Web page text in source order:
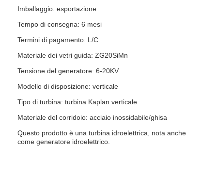
Imballaggio: esportazione
Tempo di consegna: 6 mesi
Termini di pagamento: L/C
Materiale dei vetri guida: ZG20SiMn
Tensione del generatore: 6-20KV
Modello di disposizione: verticale
Tipo di turbina: turbina Kaplan verticale
Materiale del corridoio: acciaio inossidabile/ghisa
Questo prodotto è una turbina idroelettrica, nota anche
come generatore idroelettrico.